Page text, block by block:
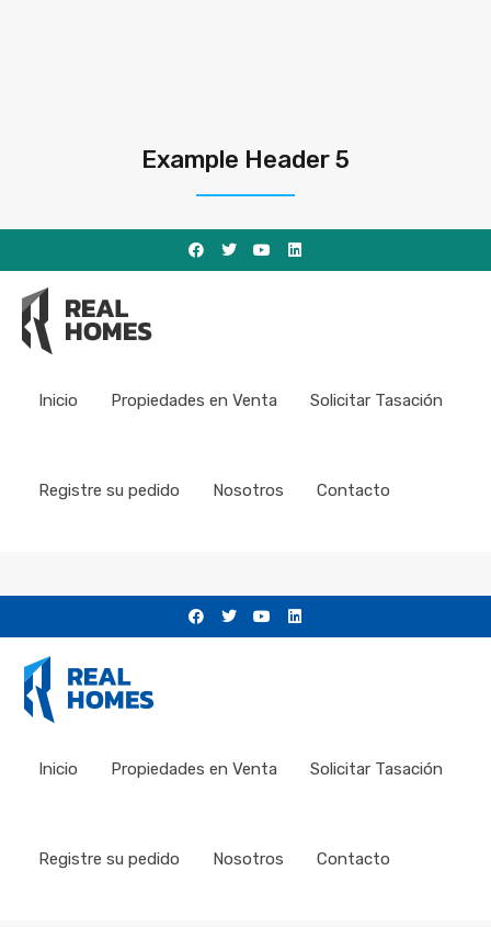
Example Header 5
Inicio Propiedades en Venta Solicitar Tasación
Registre su pedido Nosotros Contacto
Inicio Propiedades en Venta Solicitar Tasación
Registre su pedido Nosotros Contacto